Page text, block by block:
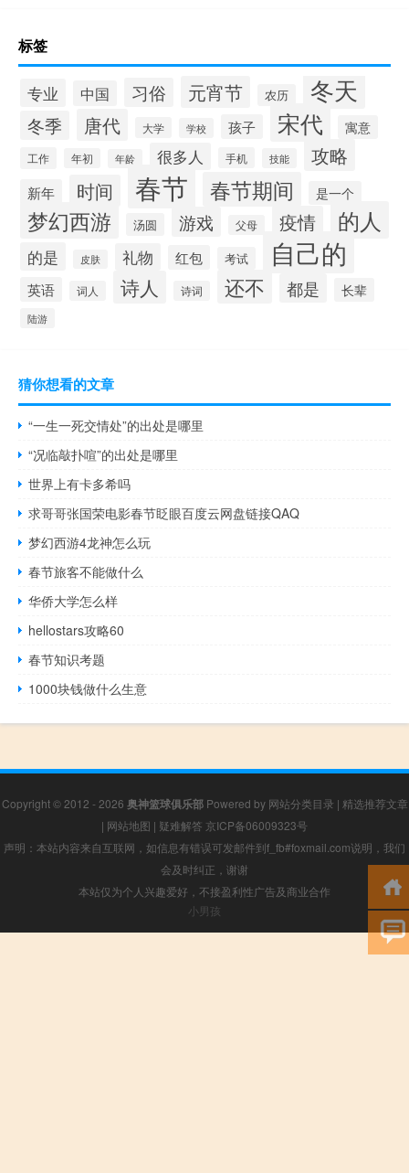
标签
专业 中国 习俗 元宵节 农历 冬天
冬季 唐代 大学 学校 孩子 宋代 寓意
工作 年初 年龄 很多人 手机 技能 攻略
新年 时间 春节 春节期间 是一个
梦幻西游 汤圆 游戏 父母 疫情 的人
的是 皮肤 礼物 红包 考试 自己的
英语 词人 诗人 诗词 还不 都是 长辈
陆游
猜你想看的文章
“一生一死交情处”的出处是哪里
“况临敲扑喧”的出处是哪里
世界上有卡多希吗
求哥哥张国荣电影春节眨眼百度云网盘链接QAQ
梦幻西游4龙神怎么玩
春节旅客不能做什么
华侨大学怎么样
hellostars攻略60
春节知识考题
1000块钱做什么生意
Copyright © 2012 - 2026 奥神篮球俱乐部Powered by 网站分类目录 | 精选推荐文章
| 网站地图 | 疑难解答 京ICP备06009323号
声明：本站内容来自互联网，如信息有错误可发邮件到f_fb#foxmail.com说明，我们
会及时纠正，谢谢
本站仅为个人兴趣爱好，不接盈利性广告及商业合作
小男孩